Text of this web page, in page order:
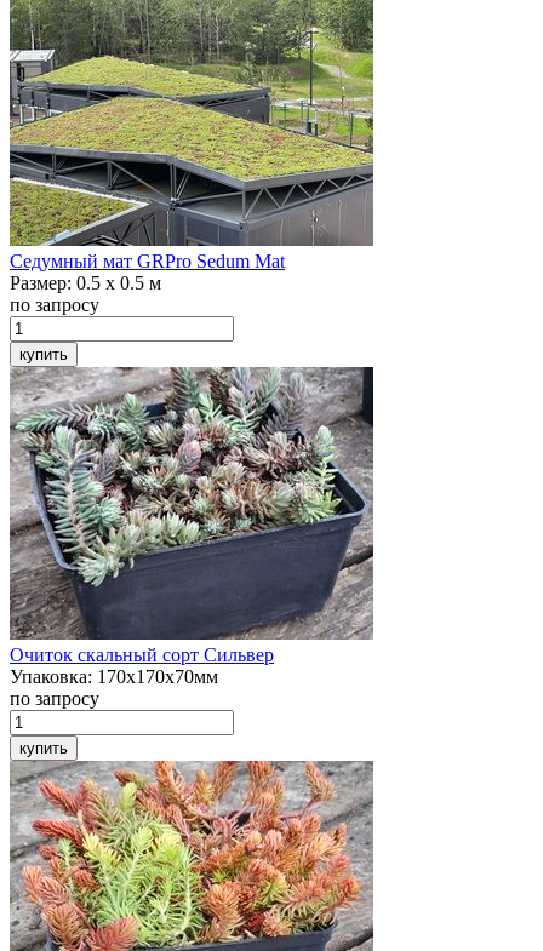
Седумный мат GRPro Sedum Mat
Размер: 0.5 x 0.5 м
по запросу
купить
Очиток скальный сорт Сильвер
Упаковка: 170х170х70мм
по запросу
купить